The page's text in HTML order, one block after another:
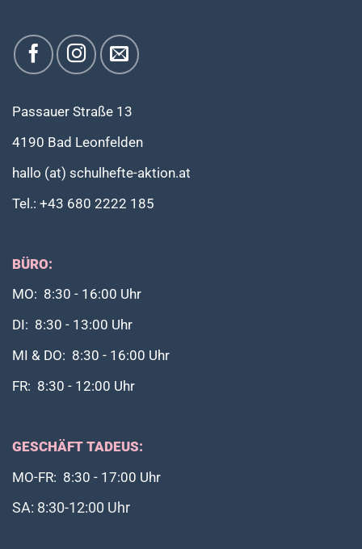
Passauer Straße 13
4190 Bad Leonfelden
hallo (at) schulhefte-aktion.at
Tel.: +43 680 2222 185
BÜRO:
MO: 8:30 - 16:00 Uhr
DI: 8:30 - 13:00 Uhr
MI & DO: 8:30 - 16:00 Uhr
FR: 8:30 - 12:00 Uhr
GESCHÄFT TADEUS:
MO-FR: 8:30 - 17:00 Uhr
SA: 8:30-12:00 Uhr